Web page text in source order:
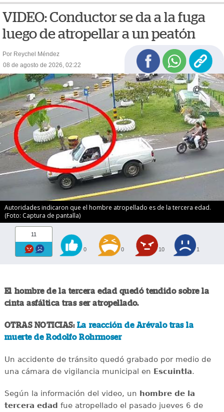
VIDEO: Conductor se da a la fuga
luego de atropellar a un peatón
Por Reychel Méndez
08 de agosto de 2026, 02:22
Autoridades indicaron que el hombre atropellado es de la tercera edad.
(Foto: Captura de pantalla)
11
0 0 10 1
El hombre de la tercera edad quedó tendido sobre la
cinta asfáltica tras ser atropellado.
OTRAS NOTICIAS: La reacción de Arévalo tras la
muerte de Rodolfo Rohrmoser
Un accidente de tránsito quedó grabado por medio de
una cámara de vigilancia municipal en Escuintla.
Según la información del video, un hombre de la
tercera edad fue atropellado el pasado jueves 6 de